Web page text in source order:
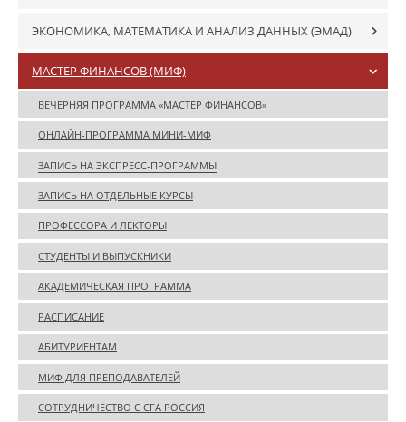
ЭКОНОМИКА, МАТЕМАТИКА И АНАЛИЗ ДАННЫХ (ЭМАД)
МАСТЕР ФИНАНСОВ (МИФ)
ВЕЧЕРНЯЯ ПРОГРАММА «МАСТЕР ФИНАНСОВ»
ОНЛАЙН-ПРОГРАММА МИНИ-МИФ
ЗАПИСЬ НА ЭКСПРЕСС-ПРОГРАММЫ
ЗАПИСЬ НА ОТДЕЛЬНЫЕ КУРСЫ
ПРОФЕССОРА И ЛЕКТОРЫ
СТУДЕНТЫ И ВЫПУСКНИКИ
АКАДЕМИЧЕСКАЯ ПРОГРАММА
РАСПИСАНИЕ
АБИТУРИЕНТАМ
МИФ ДЛЯ ПРЕПОДАВАТЕЛЕЙ
СОТРУДНИЧЕСТВО С CFA РОССИЯ